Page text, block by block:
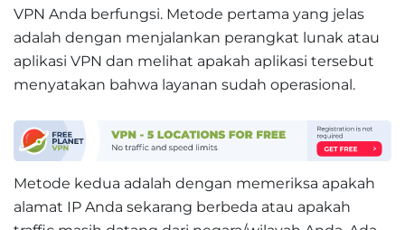
VPN Anda berfungsi. Metode pertama yang jelas
adalah dengan menjalankan perangkat lunak atau
aplikasi VPN dan melihat apakah aplikasi tersebut
menyatakan bahwa layanan sudah operasional.
Metode kedua adalah dengan memeriksa apakah
alamat IP Anda sekarang berbeda atau apakah